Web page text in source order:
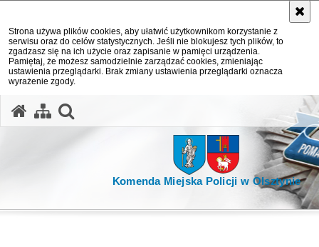
Strona używa plików cookies, aby ułatwić użytkownikom korzystanie z
serwisu oraz do celów statystycznych. Jeśli nie blokujesz tych plików, to
zgadzasz się na ich użycie oraz zapisanie w pamięci urządzenia.
Pamiętaj, że możesz samodzielnie zarządzać cookies, zmieniając
ustawienia przeglądarki. Brak zmiany ustawienia przeglądarki oznacza
wyrażenie zgody.
Komenda Miejska Policji w Olsztynie